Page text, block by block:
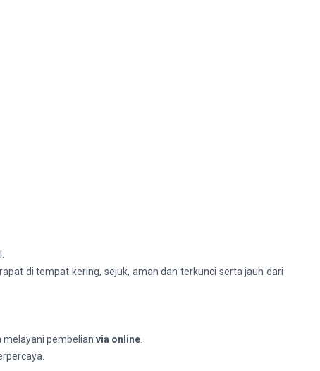
di tempat kering, sejuk, aman dan terkunci serta jauh dari
melayani pembelian via online